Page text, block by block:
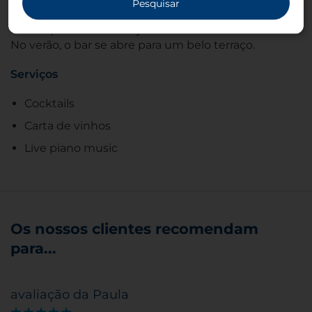
pianista ao vivo, é um ambiente convidativo para
um coquetel antes do jantar.
No verão, o bar se abre para um belo terraço.
Serviços
Cocktails
Carta de vinhos
Live piano music
Os nossos clientes recomendam
para...
avaliação da Paula
Pesquisar